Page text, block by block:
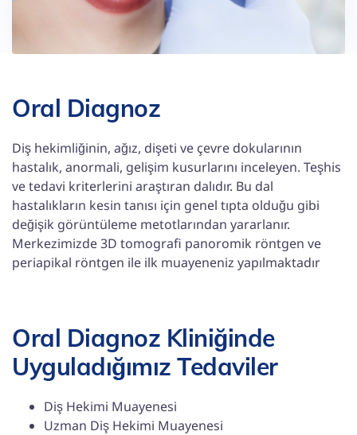
Oral Diagnoz
Diş hekimliğinin, ağız, dişeti ve çevre dokularının
hastalık, anormali, gelişim kusurlarını inceleyen. Teşhis
ve tedavi kriterlerini araştıran dalıdır. Bu dal
hastalıkların kesin tanısı için genel tıpta olduğu gibi
değişik görüntüleme metotlarından yararlanır.
Merkezimizde 3D tomografi panoromik röntgen ve
periapikal röntgen ile ilk muayeneniz yapılmaktadır
Oral Diagnoz Kliniğinde
Uyguladığımız Tedaviler
Diş Hekimi Muayenesi
Uzman Diş Hekimi Muayenesi